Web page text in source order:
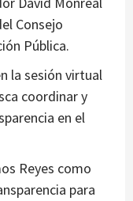
Consejo
Pública.
la sesión virtual
coordinar y
en el
Reyes como
para